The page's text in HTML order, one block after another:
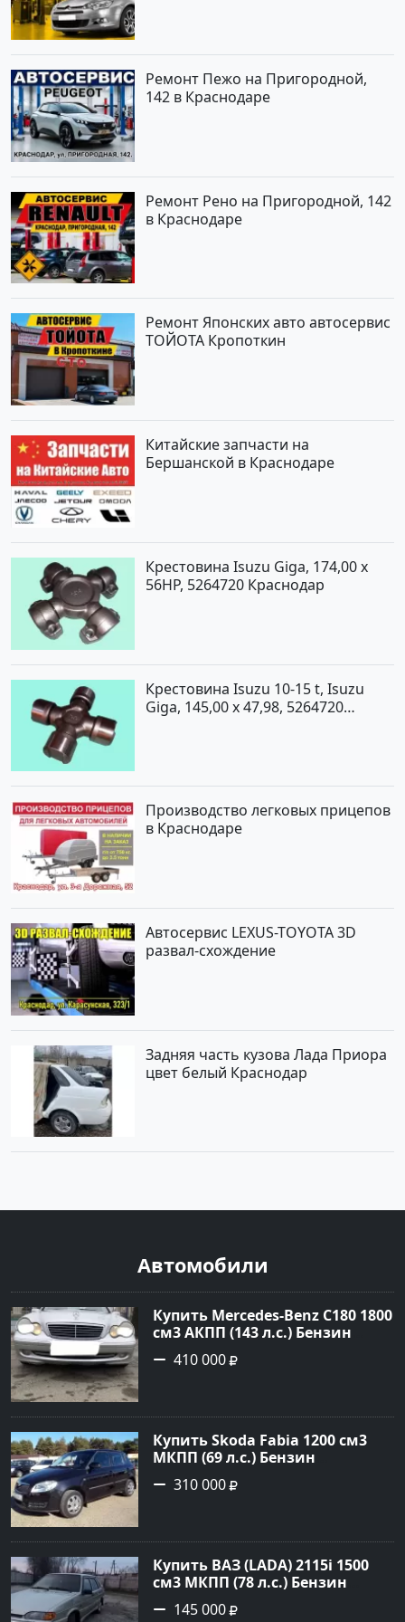
Ремонт Пежо на Пригородной,
142 в Краснодаре
Ремонт Рено на Пригородной, 142
в Краснодаре
Ремонт Японских авто автосервис
ТОЙОТА Кропоткин
Китайские запчасти на
Бершанской в Краснодаре
Крестовина Isuzu Giga, 174,00 x
56HP, 5264720 Краснодар
Крестовина Isuzu 10-15 t, Isuzu
Giga, 145,00 x 47,98, 5264720
Производство легковых прицепов
в Краснодаре
Автосервис LEXUS-TOYOTA 3D
развал-схождение
Задняя часть кузова Лада Приора
цвет белый Краснодар
Автомобили
Купить Mercedes-Benz C180 1800
см3 АКПП (143 л.с.) Бензин
инжектор в Тимашевск : цвет
Серебряный Седан 2006 года по
Авторынок23
410 000
Купить Skoda Fabia 1200 см3
МКПП (69 л.с.) Бензин
инжектор в Кропоткин: цвет
черный Хетчбэк 2010 года по
Авторынок23
310 000
Купить ВАЗ (LADA) 2115i 1500
см3 МКПП (78 л.с.) Бензин
инжектор в Брюховецкая: цвет
Золотой Седан 2003 года по
145 000